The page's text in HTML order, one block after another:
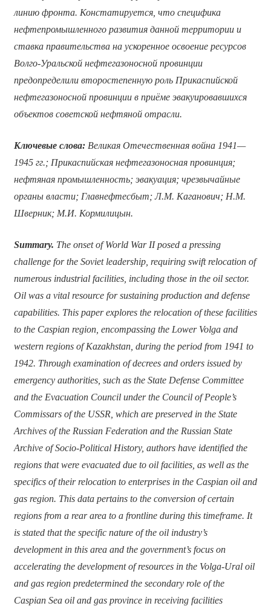
линию фронта. Констатируется, что специфика
нефтепромышленного развития данной территории и
ставка правительства на ускоренное освоение ресурсов
Волго-Уральской нефтегазоносной провинции
предопределили второстепенную роль Прикаспийской
нефтегазоносной провинции в приёме эвакуировавшихся
объектов советской нефтяной отрасли.
Ключевые слова:Великая Отечественная война 1941—
1945 гг.; Прикаспийская нефтегазоносная провинция;
нефтяная промышленность; эвакуация; чрезвычайные
органы власти; Главнефтесбыт; Л.М. Каганович; Н.М.
Шверник; М.И. Кормилицын.
Summary. The onset of World War II posed a pressing
challenge for the Soviet leadership, requiring swift relocation of
numerous industrial facilities, including those in the oil sector.
Oil was a vital resource for sustaining production and defense
capabilities. This paper explores the relocation of these facilities
to the Caspian region, encompassing the Lower Volga and
western regions of Kazakhstan, during the period from 1941 to
1942. Through examination of decrees and orders issued by
emergency authorities, such as the State Defense Committee
and the Evacuation Council under the Council of People’s
Commissars of the USSR, which are preserved in the State
Archives of the Russian Federation and the Russian State
Archive of Socio-Political History, authors have identified the
regions that were evacuated due to oil facilities, as well as the
specifics of their relocation to enterprises in the Caspian oil and
gas region. This data pertains to the conversion of certain
regions from a rear area to a frontline during this timeframe. It
is stated that the specific nature of the oil industry’s
development in this area and the government’s focus on
accelerating the development of resources in the Volga-Ural oil
and gas region predetermined the secondary role of the
Caspian Sea oil and gas province in receiving facilities